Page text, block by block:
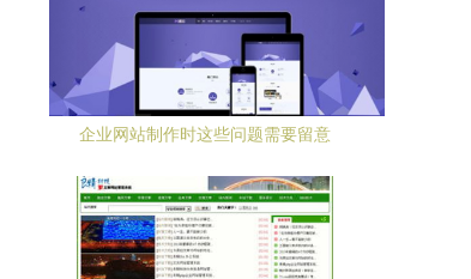
企业网站制作时这些问题需要留意